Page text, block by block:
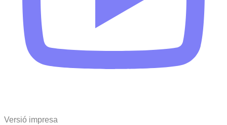
Versió impresa